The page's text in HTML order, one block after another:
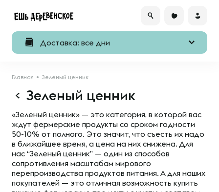
Доставка: все дни
Главная Зеленый ценник
Зеленый ценник
«Зеленый ценник» — это категория, в которой вас
ждут фермерские продукты со сроком годности
50-10% от полного. Это значит, что съесть их надо
в ближайшее время, а цена на них снижена. Для
нас “Зеленый ценник” — один из способов
сопротивления масштабам мирового
перепроизводства продуктов питания. А для наших
покупателей — это отличная возможность купить